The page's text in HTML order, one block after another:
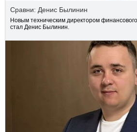
Сравни: Денис Былинин
Новым техническим директором
стал Денис Былинин.